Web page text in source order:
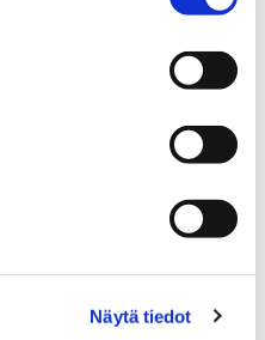
Näytä tiedot
168 m²